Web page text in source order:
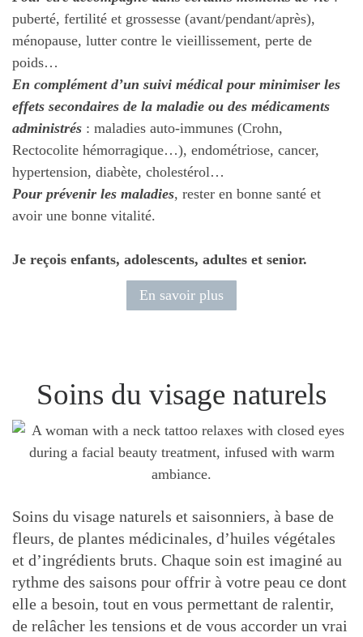
puberté, fertilité et grossesse (avant/pendant/après),
ménopause, lutter contre le vieillissement, perte de
poids…
En complément d’un suivi médical pour minimiser les
effets secondaires de la maladie ou des médicaments
administrés : maladies auto-immunes (Crohn,
Rectocolite hémorragique…), endométriose, cancer,
hypertension, diabète, cholestérol…
Pour prévenir les maladies, rester en bonne santé et
avoir une bonne vitalité.
Je reçois enfants, adolescents, adultes et senior.
En savoir plus
Soins du visage naturels
Soins du visage naturels et saisonniers, à base de
fleurs, de plantes médicinales, d’huiles végétales
et d’ingrédients bruts. Chaque soin est imaginé au
rythme des saisons pour offrir à votre peau ce dont
elle a besoin, tout en vous permettant de ralentir,
de relâcher les tensions et de vous accorder un vrai